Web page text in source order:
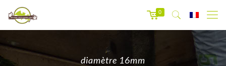
0
diamètre 16mm